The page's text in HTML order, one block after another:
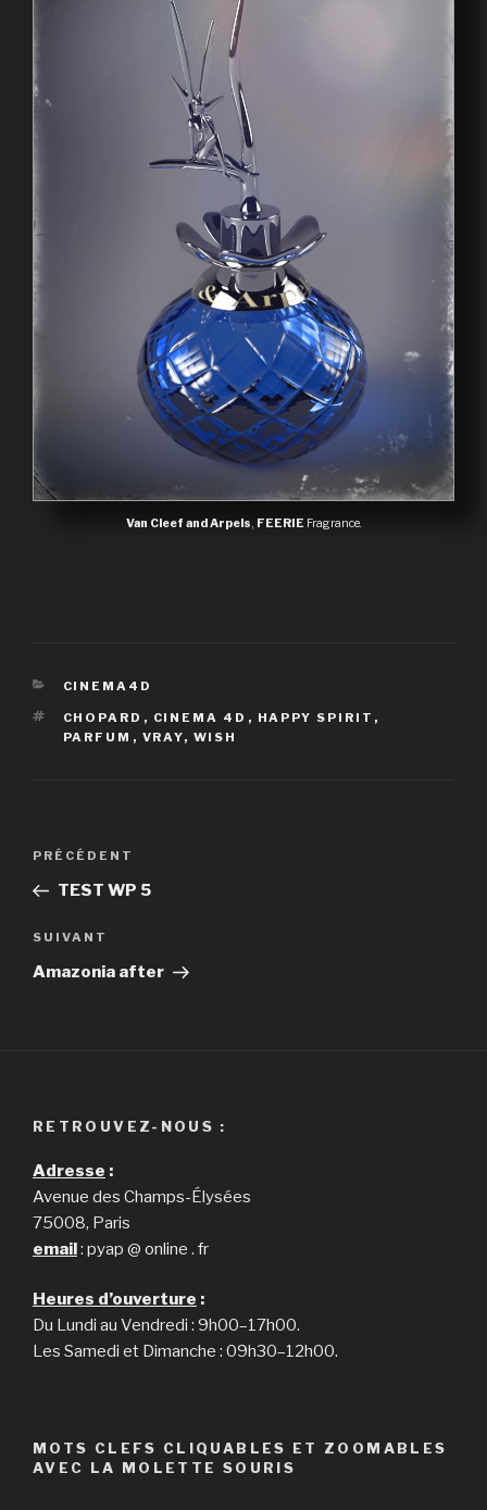
Van Cleef and Arpels, FEERIEFragrance.
CATÉGORIES
CINEMA4D
ÉTIQUETTES
CHOPARD , CINEMA 4D , HAPPY SPIRIT ,
PARFUM , VRAY, WISH
Navigation
l’article
Article
précédent
PRÉCÉDENT
TEST WP 5
Article
suivant
SUIVANT
Amazonia after
RETROUVEZ-NOUS :
Adresse :
Avenue des Champs-Élysées
75008, Paris
email: pyap @ online . fr
Heures d’ouverture :
Du Lundi au Vendredi : 9h00–17h00.
Les Samedi et Dimanche : 09h30–12h00.
MOTS CLEFS CLIQUABLES ET ZOOMABLES
AVEC LA MOLETTE SOURIS